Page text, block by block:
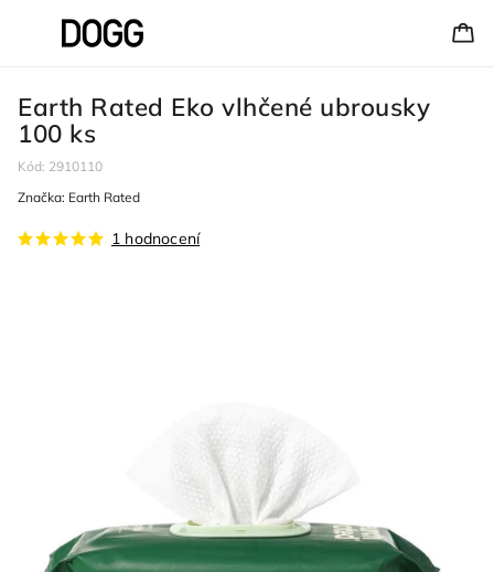
Earth Rated Eko vlhčené ubrousky
100 ks
Kód: 2910110
1 hodnocení
Značka: Earth Rated